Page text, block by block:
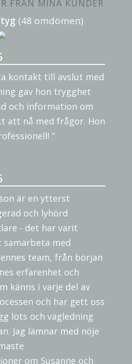
FRÅN MINA KUNDER
(48 omdömen)
kontakt till avslut med
gav hon trygghet
och information om
att nå med frågor. Hon
”
är en ytterst
och lyhörd
- det har varit
med
team, från början
erfarenhet och
känns i varje del av
och har gett oss
lots och vägledning
Jag lämnar med nöje
om Susanne och